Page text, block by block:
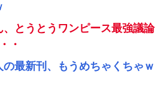
、とうとうワンピース最強議論
・
の最新刊、もうめちゃくちゃｗ